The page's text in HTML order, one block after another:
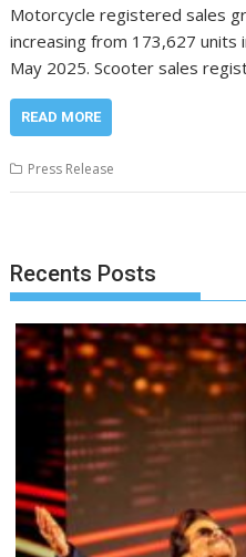
Motorcycle registered sales
increasing from 173,627 units
May 2025. Scooter sales
READ MORE
Press Release
Recents Posts